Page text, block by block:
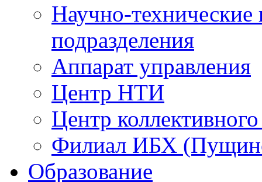
Научно-технические
подразделения
Аппарат управления
Центр НТИ
Центр
Филиал ИБХ
Образование